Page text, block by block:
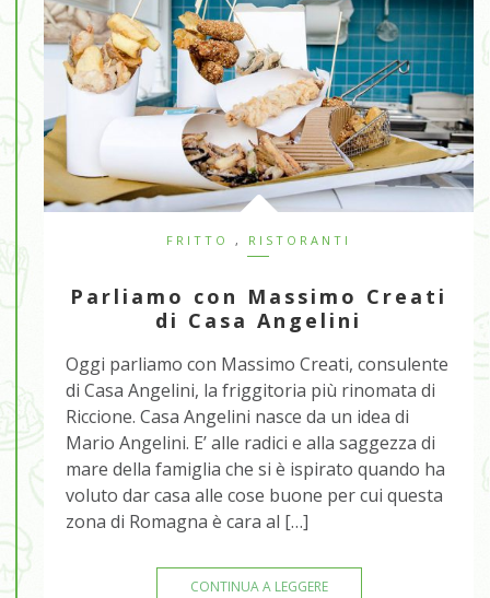
FRITTO , RISTORANTI
Parliamo con Massimo Creati
di Casa Angelini
Oggi parliamo con Massimo Creati, consulente
di Casa Angelini, la friggitoria più rinomata di
Riccione. Casa Angelini nasce da un idea di
Mario Angelini. E’ alle radici e alla saggezza di
mare della famiglia che si è ispirato quando ha
voluto dar casa alle cose buone per cui questa
zona di Romagna è cara al […]
CONTINUA A LEGGERE